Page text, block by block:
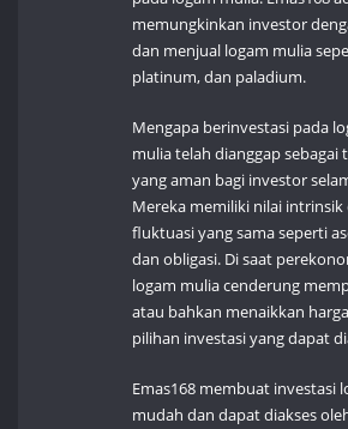
memungkinkan investor
dan menjual logam mulia
platinum, dan paladium.
Mengapa berinvestasi pada
mulia telah dianggap
yang aman bagi investor
Mereka memiliki nilai
fluktuasi yang sama seperti
dan obligasi. Di saat
logam mulia cenderung
atau bahkan menaikkan
pilihan investasi yang dapat
Emas168 membuat investasi
mudah dan dapat diakses